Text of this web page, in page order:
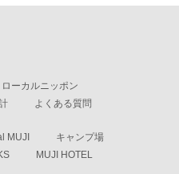
ローカルニッポン
よくある質問
MUJI
キャンプ場
MUJI HOTEL